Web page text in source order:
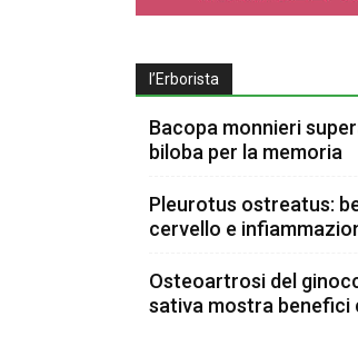
l’Erborista
Bacopa monnieri
biloba per la memoria
Pleurotus ostreatus:
cervello e
Osteoartrosi del
sativa mostra benefici